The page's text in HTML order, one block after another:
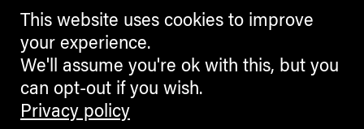
This website uses cookies to improve
your experience.
We'll assume you're ok with this, but you
can opt-out if you wish.
Privacy policy